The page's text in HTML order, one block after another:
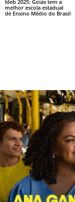
Ideb 2025: Goiás tem a
melhor escola estadual
de Ensino Médio do Brasil